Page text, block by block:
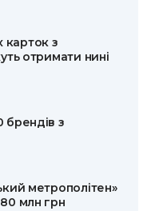
карток з
отримати нині
брендів з
метрополітен»
млн грн